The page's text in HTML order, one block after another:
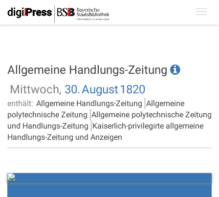
Allgemeine Handlungs-Zeitung
Mittwoch, 30.August 1820
enthält: Allgemeine Handlungs-Zeitung Allgemeine
polytechnische Zeitung Allgemeine polytechnische Zeitung
und Handlungs-Zeitung Kaiserlich-privilegirte allgemeine
Handlungs-Zeitung und Anzeigen